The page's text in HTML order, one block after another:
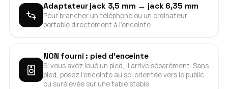
Adaptateur jack 3,5 mm → jack 6,35 mm
Pour brancher un téléphone ou un ordinateur
portable directement à l'enceinte
NON fourni : pied d'enceinte
Si vous avez loué un pied, il arrive séparément. Sans
pied, posez l'enceinte au sol orientée vers le public
ou surélevée sur une table stable.